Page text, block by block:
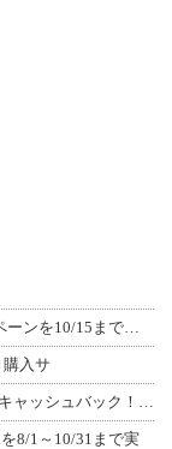
購入サ
8/1～10/31まで実